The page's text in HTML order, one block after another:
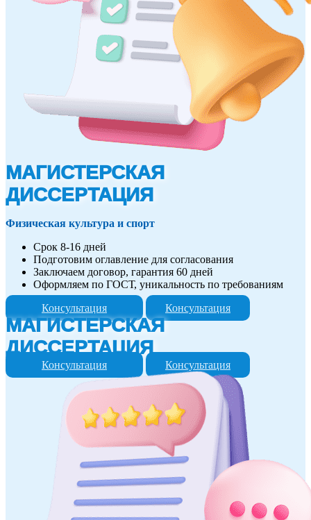
МАГИСТЕРСКАЯ
ДИССЕРТАЦИЯ
Физическая культура и спорт
Срок 8-16 дней
Подготовим оглавление для согласования
Заключаем договор, гарантия 60 дней
Оформляем по ГОСТ, уникальность по требованиям
Консультация
Консультация
МАГИСТЕРСКАЯ
ДИССЕРТАЦИЯ
Консультация Консультация